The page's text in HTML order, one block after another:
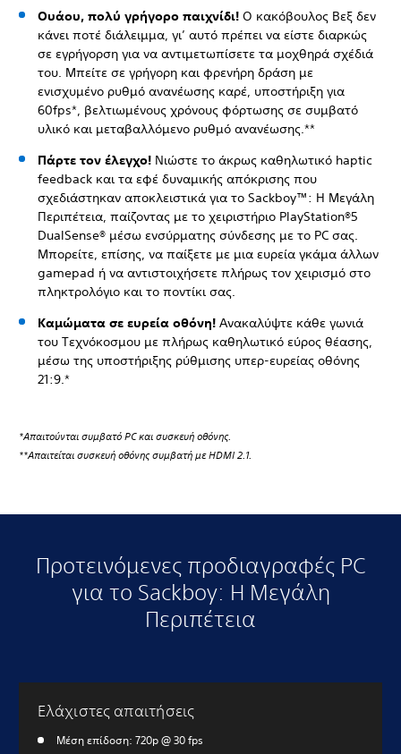
Ουάου, πολύ γρήγορο παιχνίδι! Ο κακόβουλος Βεξ δεν
κάνει ποτέ διάλειμμα, γι’ αυτό πρέπει να είστε διαρκώς
σε εγρήγορση για να αντιμετωπίσετε τα μοχθηρά σχέδιά
του. Μπείτε σε γρήγορη και φρενήρη δράση με
ενισχυμένο ρυθμό ανανέωσης καρέ, υποστήριξη για
60fps*, βελτιωμένους χρόνους φόρτωσης σε συμβατό
υλικό και μεταβαλλόμενο ρυθμό ανανέωσης.**
Πάρτε τον έλεγχο! Νιώστε το άκρως καθηλωτικό haptic
feedback και τα εφέ δυναμικής απόκρισης που
σχεδιάστηκαν αποκλειστικά για το Sackboy™: Η Μεγάλη
Περιπέτεια, παίζοντας με το χειριστήριο PlayStation®5
DualSense® μέσω ενσύρματης σύνδεσης με το PC σας.
Μπορείτε, επίσης, να παίξετε με μια ευρεία γκάμα άλλων
gamepad ή να αντιστοιχήσετε πλήρως τον χειρισμό στο
πληκτρολόγιο και το ποντίκι σας.
Καμώματα σε ευρεία οθόνη! Ανακαλύψτε κάθε γωνιά
του Τεχνόκοσμου με πλήρως καθηλωτικό εύρος θέασης,
μέσω της υποστήριξης ρύθμισης υπερ-ευρείας οθόνης
21:9.*
*Απαιτούνται συμβατό PC και συσκευή οθόνης.
**Απαιτείται συσκευή οθόνης συμβατή με HDMI 2.1.
Προτεινόμενες προδιαγραφές PC
για το Sackboy: Η Μεγάλη
Περιπέτεια
Ελάχιστες απαιτήσεις
Μέση επίδοση: 720p @ 30 fps